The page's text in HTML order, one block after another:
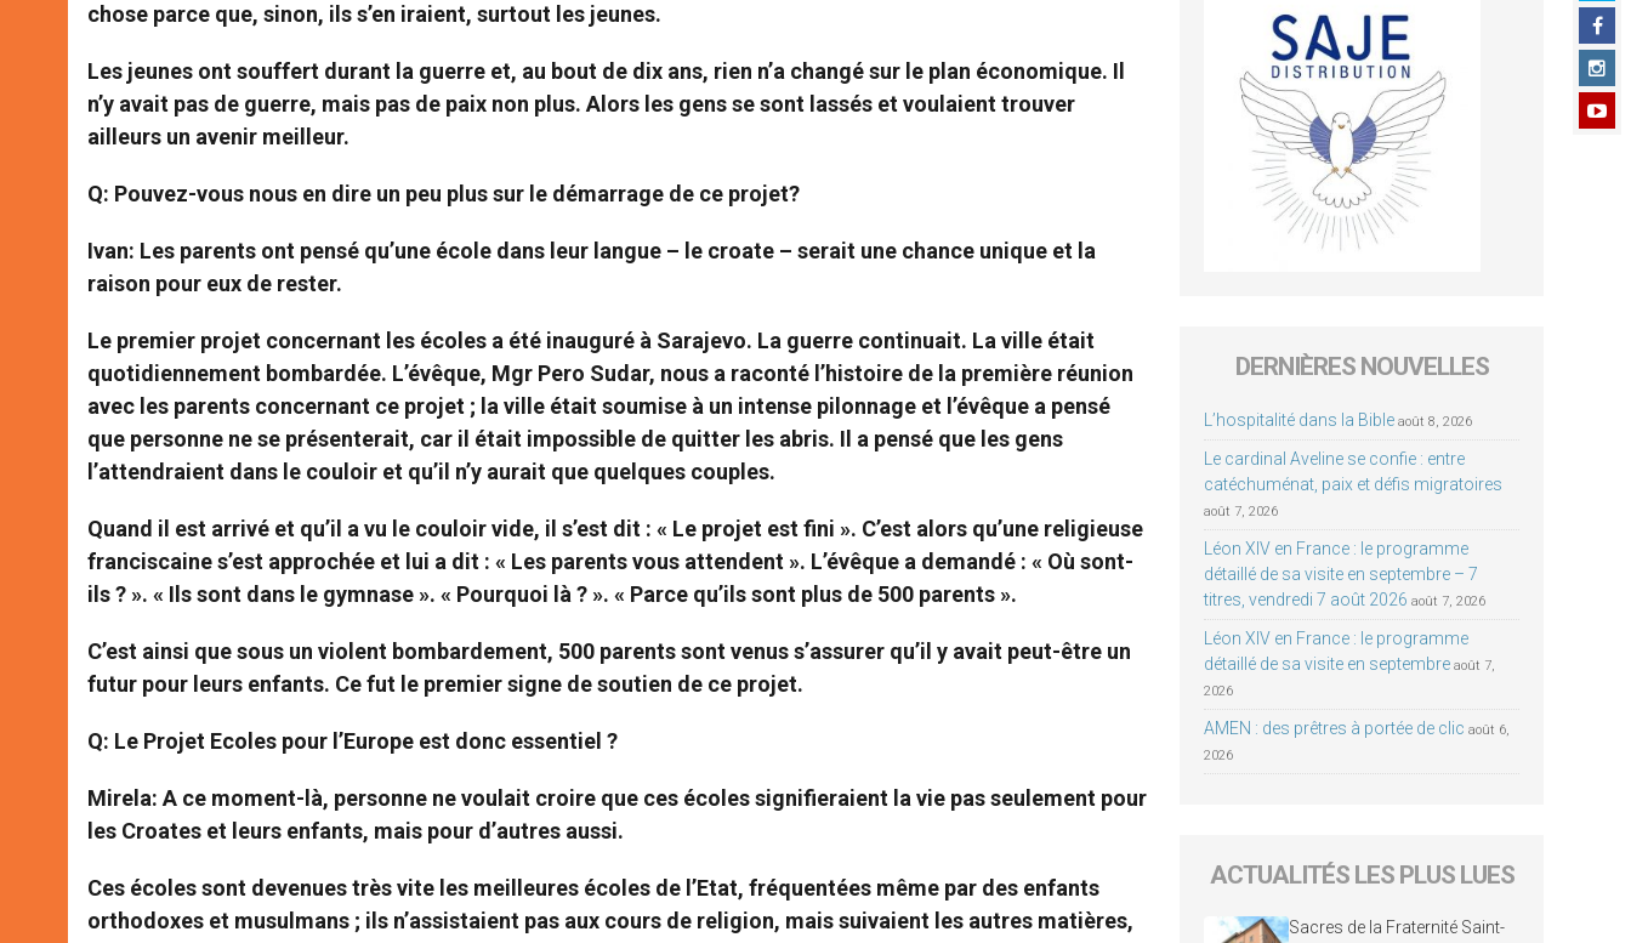
chose parce que, sinon, ils s’en iraient, surtout les jeunes.
Les jeunes ont souffert durant la guerre et, au bout de dix ans, rien n’a changé sur le plan économique. Il
n’y avait pas de guerre, mais pas de paix non plus. Alors les gens se sont lassés et voulaient trouver
ailleurs un avenir meilleur.
Q: Pouvez-vous nous en dire un peu plus sur le démarrage de ce projet?
Ivan: Les parents ont pensé qu’une école dans leur langue – le croate – serait une chance unique et la
raison pour eux de rester.
Le premier projet concernant les écoles a été inauguré à Sarajevo. La guerre continuait. La ville était
quotidiennement bombardée. L’évêque, Mgr Pero Sudar, nous a raconté l’histoire de la première réunion
avec les parents concernant ce projet ; la ville était soumise à un intense pilonnage et l’évêque a pensé
que personne ne se présenterait, car il était impossible de quitter les abris. Il a pensé que les gens
l’attendraient dans le couloir et qu’il n’y aurait que quelques couples.
Quand il est arrivé et qu’il a vu le couloir vide, il s’est dit : « Le projet est fini ». C’est alors qu’une religieuse
franciscaine s’est approchée et lui a dit : « Les parents vous attendent ». L’évêque a demandé : « Où sont-
ils ? ». « Ils sont dans le gymnase ». « Pourquoi là ? ». « Parce qu’ils sont plus de 500 parents ».
C’est ainsi que sous un violent bombardement, 500 parents sont venus s’assurer qu’il y avait peut-être un
futur pour leurs enfants. Ce fut le premier signe de soutien de ce projet.
Q: Le Projet Ecoles pour l’Europe est donc essentiel ?
Mirela: A ce moment-là, personne ne voulait croire que ces écoles signifieraient la vie pas seulement pour
les Croates et leurs enfants, mais pour d’autres aussi.
Ces écoles sont devenues très vite les meilleures écoles de l’Etat, fréquentées même par des enfants
orthodoxes et musulmans ; ils n’assistaient pas aux cours de religion, mais suivaient les autres matières,
DERNIÈRES NOUVELLES
L’hospitalité dans la Bible août 8, 2026
Le cardinal Aveline se confie : entre
catéchuménat, paix et défis migratoires
août 7, 2026
Léon XIV en France : le programme
détaillé de sa visite en septembre – 7
titres, vendredi 7 août 2026 août 7, 2026
Léon XIV en France : le programme
détaillé de sa visite en septembre août 7,
2026
AMEN : des prêtres à portée de clic août 6,
2026
ACTUALITÉS LES PLUS LUES
Sacres de la Fraternité Saint-